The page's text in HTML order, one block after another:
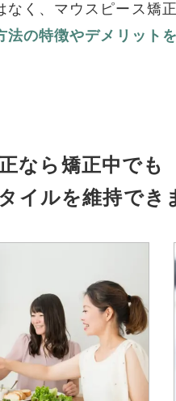
く、マウスピース矯
法の特徴やデメリット
なら矯正中でも
イルを維持でき